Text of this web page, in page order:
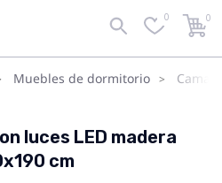
0 0
Muebles de dormitorio Camas
luces LED madera
cm